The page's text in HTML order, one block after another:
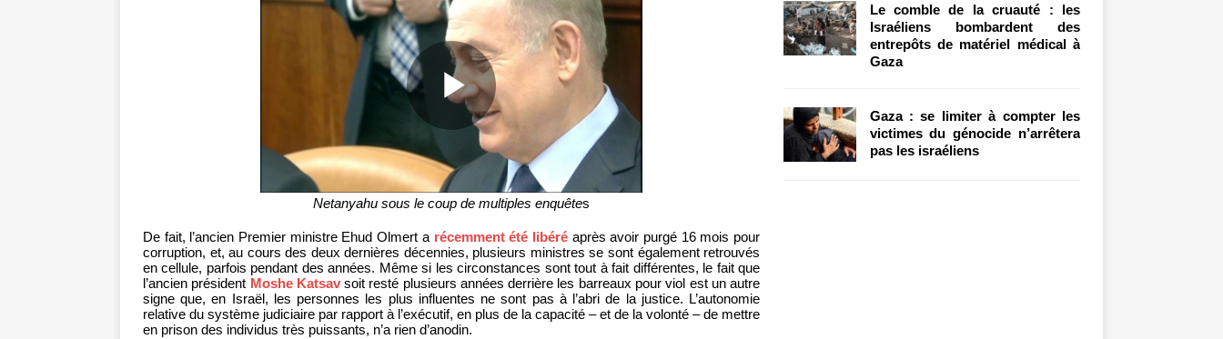
Netanyahu sous le coup de multiples enquêtes
De fait, l’ancien Premier ministre Ehud Olmert a récemment été libéréaprès avoir purgé 16 mois pour
corruption, et, au cours des deux dernières décennies, plusieurs ministres se sont également retrouvés
en cellule, parfois pendant des années. Même si les circonstances sont tout à fait différentes, le fait que
l’ancien président Moshe Katsavsoit resté plusieurs années derrière les barreaux pour viol est un autre
signe que, en Israël, les personnes les plus influentes ne sont pas à l’abri de la justice. L’autonomie
relative du système judiciaire par rapport à l’exécutif, en plus de la capacité – et de la volonté – de mettre
en prison des individus très puissants, n’a rien d’anodin.
Le comble de la cruauté : les
Israéliens bombardent des
entrepôts de matériel médical à
Gaza
Gaza : se limiter à compter les
victimes du génocide n’arrêtera
pas les israéliens